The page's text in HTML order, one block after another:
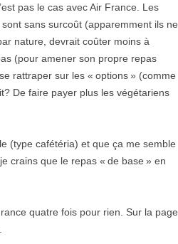
pas le cas avec Air France. Les
sans surcoût (apparemment ils ne
nature, devrait coûter moins à
(pour amener son propre repas
rattraper sur les « options » (comme
De faire payer plus les végétariens
(type cafétéria) et que ça me semble
crains que le repas « de base » en
quatre fois pour rien. Sur la page